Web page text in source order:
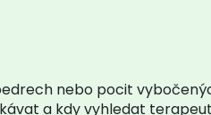
nebo pocit
a kdy vyhledat